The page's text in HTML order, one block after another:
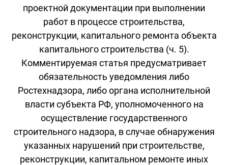
проектной документации при выполнении
работ в процессе строительства,
реконструкции, капитального ремонта объекта
капитального строительства (ч. 5).
Комментируемая статья предусматривает
обязательность уведомления либо
Ростехнадзора, либо органа исполнительной
власти субъекта РФ, уполномоченного на
осуществление государственного
строительного надзора, в случае обнаружения
указанных нарушений при строительстве,
реконструкции, капитальном ремонте иных